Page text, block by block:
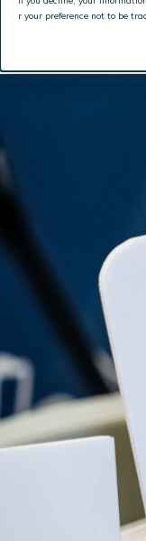
r your preference not to be